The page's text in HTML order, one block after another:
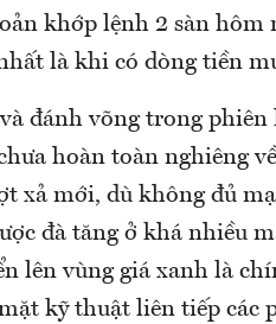
khớp lệnh 2 sàn hôm
là khi có dòng tiền
đánh võng trong
hoàn toàn nghiêng
xả mới, dù không đủ
đà tăng ở khá nhiều
lên vùng giá xanh là
kỹ thuật liên tiếp các